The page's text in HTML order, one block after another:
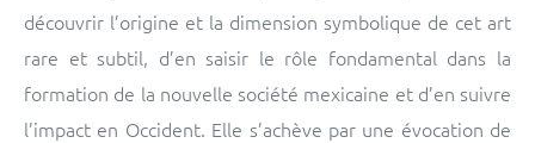
découvrir l’origine et la dimension symbolique de cet art
rare et subtil, d’en saisir le rôle fondamental dans la
formation de la nouvelle société mexicaine et d’en suivre
l’impact en Occident. Elle s’achève par une évocation de